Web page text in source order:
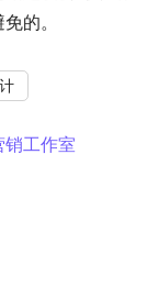
的。
工作室